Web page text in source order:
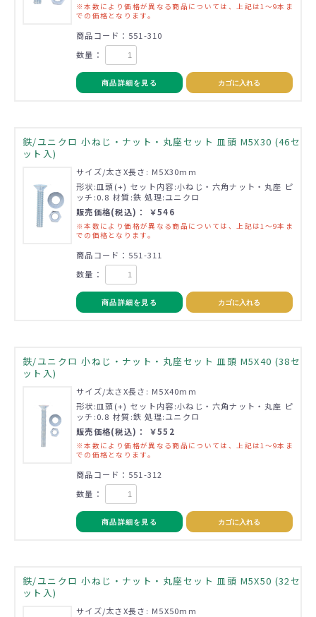
※本数により価格が異なる商品については、上記は1～9本ま
での価格となります。
商品コード：551-310
数量：
商品詳細を見る カゴに入れる
鉄/ユニクロ 小ねじ・ナット・丸座セット 皿頭 M5X30 (46セ
ット入)
サイズ/太さX長さ: M5X30mm
形状:皿頭(+) セット内容:小ねじ・六角ナット・丸座 ピ
ッチ:0.8 材質:鉄 処理:ユニクロ
販売価格(税込)： ￥546
※本数により価格が異なる商品については、上記は1～9本ま
での価格となります。
商品コード：551-311
数量：
商品詳細を見る カゴに入れる
鉄/ユニクロ 小ねじ・ナット・丸座セット 皿頭 M5X40 (38セ
ット入)
サイズ/太さX長さ: M5X40mm
形状:皿頭(+) セット内容:小ねじ・六角ナット・丸座 ピ
ッチ:0.8 材質:鉄 処理:ユニクロ
販売価格(税込)： ￥552
※本数により価格が異なる商品については、上記は1～9本ま
での価格となります。
商品コード：551-312
数量：
商品詳細を見る カゴに入れる
鉄/ユニクロ 小ねじ・ナット・丸座セット 皿頭 M5X50 (32セ
ット入)
サイズ/太さX長さ: M5X50mm